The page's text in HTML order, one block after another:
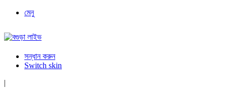
মেনু
সন্ধান করুন
Switch skin
|